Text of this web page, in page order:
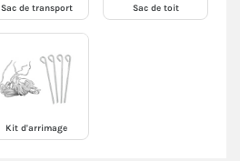
Sac de transport Sac de toit
Kit d'arrimage